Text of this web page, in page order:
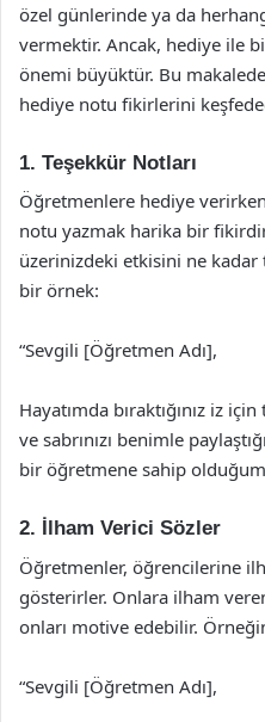
özel günlerinde ya da
vermektir. Ancak, hediye ile
önemi büyüktür. Bu
hediye notu fikirlerini
1. Teşekkür Notları
Öğretmenlere hediye
notu yazmak harika bir
üzerinizdeki etkisini ne
bir örnek:
“Sevgili [Öğretmen Adı],
Hayatımda bıraktığınız iz
ve sabrınızı benimle
bir öğretmene sahip olduğum
2. İlham Verici Sözler
Öğretmenler, öğrencilerine
gösterirler. Onlara ilham
onları motive edebilir.
“Sevgili [Öğretmen Adı],